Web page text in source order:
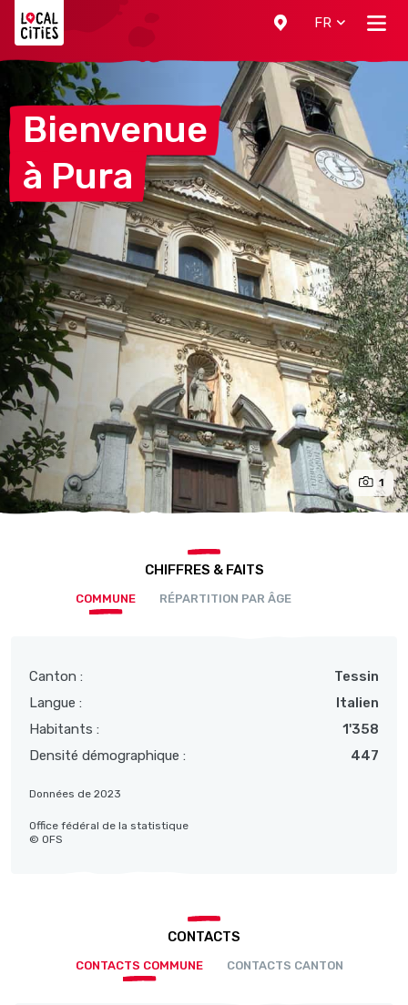
FR
Bienvenue
à Pura
1
CHIFFRES & FAITS
COMMUNE RÉPARTITION PAR ÂGE
Canton :
Tessin
Langue :
Italien
Habitants :
1'358
Densité démographique :
447
Données de 2023
Office fédéral de la statistique
© OFS
CONTACTS
CONTACTS COMMUNE CONTACTS CANTON